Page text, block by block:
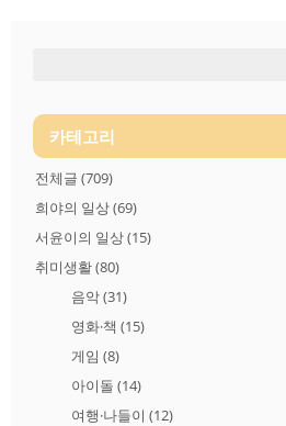
용 경험을 제공한다고 삼성
스마트폰의 한계를 뛰어넘는
에서 어떠한 편리성을 제공
카테고리
전체글 (709)
희야의 일상(69)
서윤이의 일상(15)
취미생활(80)
음악(31)
영화·책 (15)
게임 (8)
아이돌 (14)
여행·나들이 (12)